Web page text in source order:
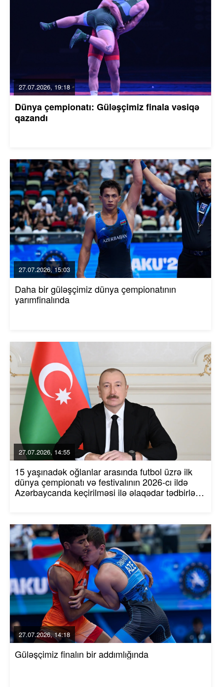
27.07.2026, 19:18
Dünya çempionatı: Güləşçimiz finala vəsiqə
qazandı
27.07.2026, 15:03
Daha bir güləşçimiz dünya çempionatının
yarımfinalında
27.07.2026, 14:55
15 yaşınadək oğlanlar arasında futbol üzrə ilk
dünya çempionatı və festivalının 2026-cı ildə
Azərbaycanda keçirilməsi ilə əlaqədar tədbirlər
27.07.2026, 14:18
Güləşçimiz finalın bir addımlığında